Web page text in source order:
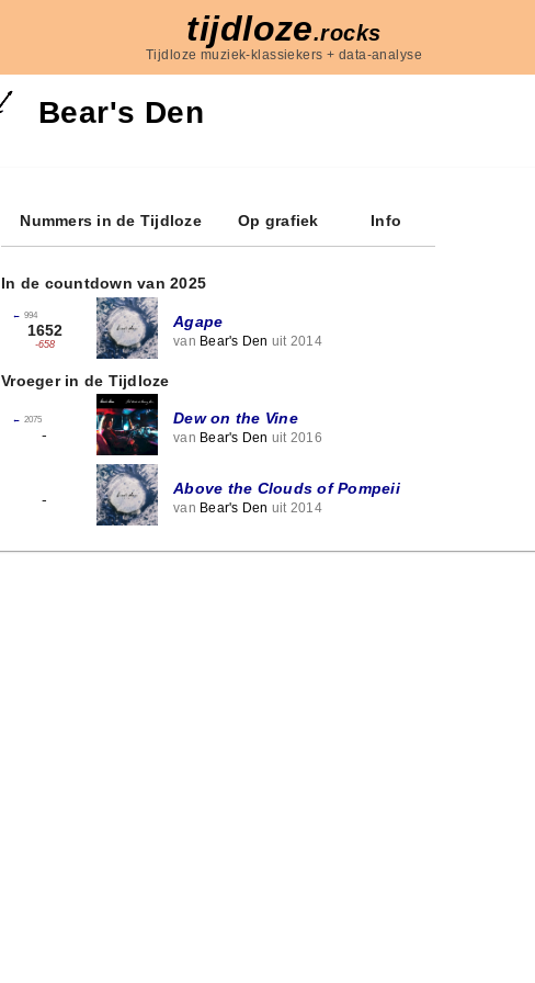
tijdloze.rocks
Tijdloze muziek-klassiekers + data-analyse
Bear's Den
Nummers in de Tijdloze Op grafiek Info
In de countdown van 2025
← 994
1652
-658
Agape
van Bear's Den uit 2014
Vroeger in de Tijdloze
← 2075
-
Dew on the Vine
van Bear's Den uit 2016
-
Above the Clouds of Pompeii
van Bear's Den uit 2014